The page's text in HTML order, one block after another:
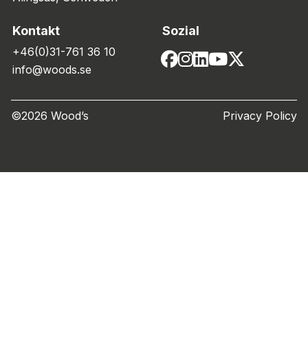
Kontakt
+46(0)31-761 36 10
info@woods.se
Sozial
©2026 Wood’s Privacy Policy